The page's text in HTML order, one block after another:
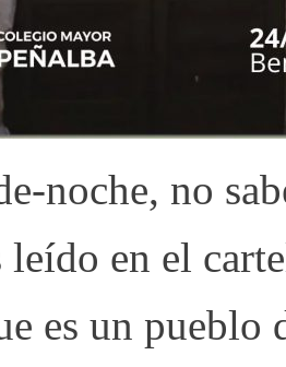
noche, no
leído en el
es un pueblo